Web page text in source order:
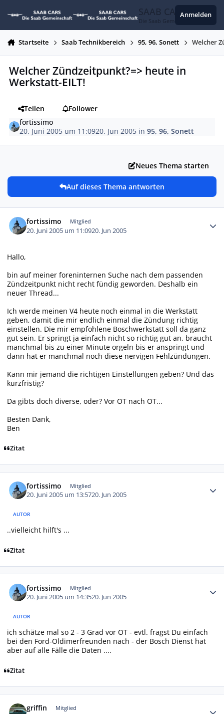
SAAB CARS
Die Saab Gemeinschaft
Anmelden
Startseite Saab Technikbereich 95, 96, Sonett Welcher
Welcher Zündzeitpunkt?=> heute in
Werkstatt-EILT!
Teilen
Follower
fortissimo
20. Juni 2005 um 11:0920. Jun 2005 in95, 96, Sonett
Neues Thema starten
Auf dieses Thema antworten
fortissimo Mitglied
20. Juni 2005 um 11:0920. Jun 2005
Hallo,
bin auf meiner foreninternen Suche nach dem passenden
Zündzeitpunkt nicht recht fündig geworden. Deshalb ein
neuer Thread...
Ich werde meinen V4 heute noch einmal in die Werkstatt
geben, damit die mir endlich einmal die Zündung richtig
einstellen. Die mir empfohlene Boschwerkstatt soll da ganz
gut sein. Er springt ja einfach nicht so richtig gut an, braucht
manchmal bis zu einer Minute orgeln bis er anspringt und
dann hat er manchmal noch diese nervigen Fehlzündungen.
Kann mir jemand die richtigen Einstellungen geben? Und das
kurzfristig?
Da gibts doch diverse, oder? Vor OT nach OT...
Besten Dank,
Ben
Zitat
fortissimo Mitglied
20. Juni 2005 um 13:5720. Jun 2005
AUTOR
..vielleicht hilft's ...
Zitat
fortissimo Mitglied
20. Juni 2005 um 14:3520. Jun 2005
AUTOR
ich schätze mal so 2 - 3 Grad vor OT - evtl. fragst Du einfach
bei den Ford-Oldimerfreunden nach - der Bosch Dienst hat
aber auf alle Fälle die Daten ....
Zitat
griffin Mitglied